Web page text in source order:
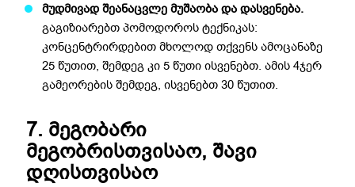
მუდმივად შეანაცვლე მუშაობა და დასვენება.
გაგიზიარებთ პომოდოროს ტექნიკას:
კონცენტრირდებით მხოლოდ თქვენს ამოცანაზე
25 წუთით, შემდეგ კი 5 წუთი ისვენებთ. ამის 4ჯერ
გამეორების შემდეგ, ისვენებთ 30 წუთით.
7. მეგობარი
მეგობრისთვისაო, შავი
დღისთვისაო